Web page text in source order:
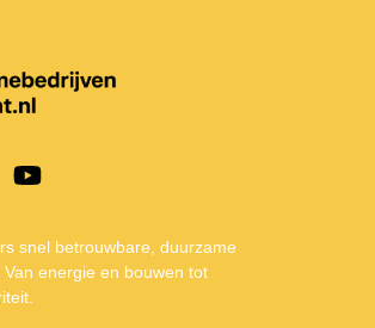
snel betrouwbare, duurzame
energie en bouwen tot